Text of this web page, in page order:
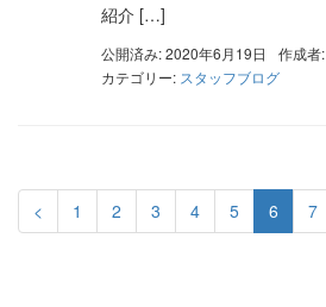
紹介 […]
公開済み: 2020年6月19日 作成者:
カテゴリー: スタッフブログ
< 1 2 3 4 5 6 7